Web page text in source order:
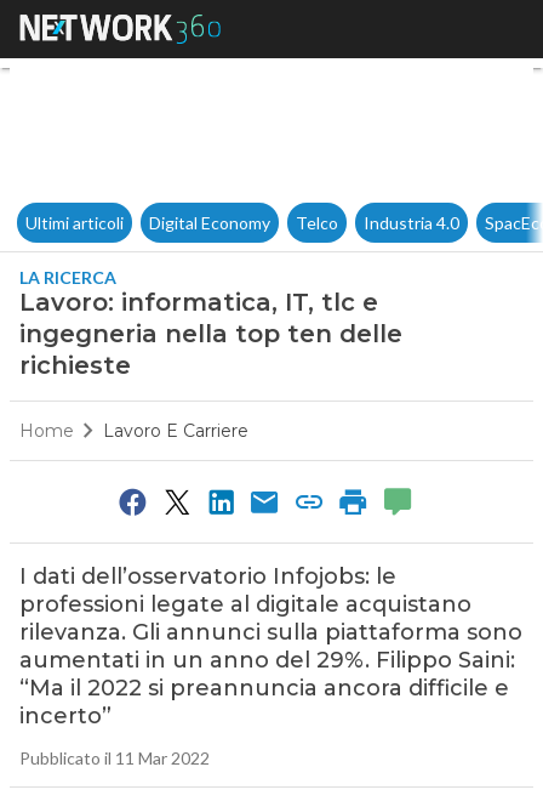
Lavoro: informatica, IT, tlc e
Ultimi articoli Digital Economy Telco Industria 4.0
LA RICERCA
Lavoro: informatica, IT, tlc e
ingegneria nella top ten delle
richieste
Home Lavoro E Carriere
I dati dell’osservatorio Infojobs: le
professioni legate al digitale acquistano
rilevanza. Gli annunci sulla piattaforma sono
aumentati in un anno del 29%. Filippo Saini:
“Ma il 2022 si preannuncia ancora difficile e
incerto”
Pubblicato il 11 Mar 2022